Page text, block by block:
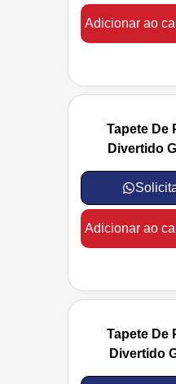
Adicionar ao
Tapete De
Divertido
Adicionar ao
Tapete De
Divertido